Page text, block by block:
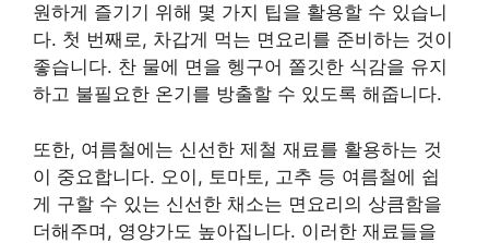
원하게 즐기기 위해 몇 가지 팁을 활용할 수 있습니
다. 첫 번째로, 차갑게 먹는 면요리를 준비하는 것이
좋습니다. 찬 물에 면을 헹구어 쫄깃한 식감을 유지
하고 불필요한 온기를 방출할 수 있도록 해줍니다.
또한, 여름철에는 신선한 제철 재료를 활용하는 것
이 중요합니다. 오이, 토마토, 고추 등 여름철에 쉽
게 구할 수 있는 신선한 채소는 면요리의 상큼함을
더해주며, 영양가도 높아집니다. 이러한 재료들을